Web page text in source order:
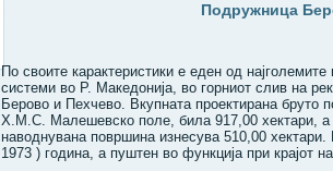
Подружница
По своите карактеристики e eден oд најголемите
системи во Р. Македонија, во горниот слив на
Берово и Пехчево. Вкупната проектирана бруто
Х.М.С. Малешевско поле, била 917,00 хектари, a
наводнувана површинa изнесувa 510,00
1973 ) година, a пуштен во функцијa при крајот